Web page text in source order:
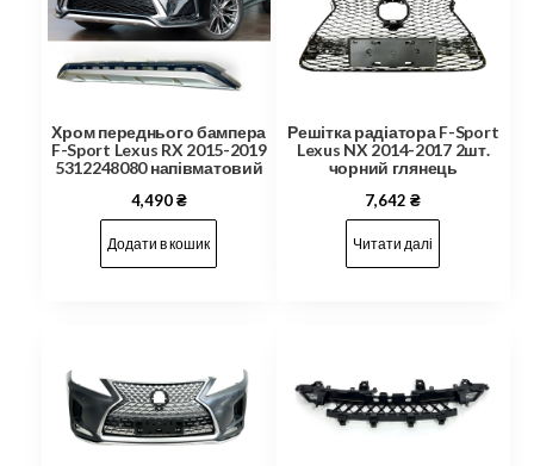
Хром переднього бампера
F-Sport Lexus RX 2015-2019
5312248080 напівматовий
4,490₴
Додати в кошик
Решітка радіатора F-Sport
Lexus NX 2014-2017 2шт.
чорний глянець
7,642₴
Читати далі